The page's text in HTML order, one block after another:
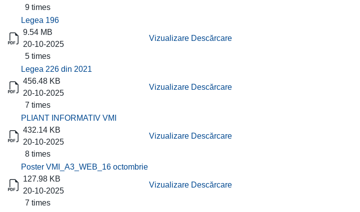
9 times
Legea 196
9.54 MB
20-10-2025
5 times
Vizualizare Descărcare
Legea 226 din 2021
456.48 KB
20-10-2025
7 times
Vizualizare Descărcare
PLIANT INFORMATIV VMI
432.14 KB
20-10-2025
8 times
Vizualizare Descărcare
Poster VMI_A3_WEB_16 octombrie
127.98 KB
20-10-2025
7 times
Vizualizare Descărcare